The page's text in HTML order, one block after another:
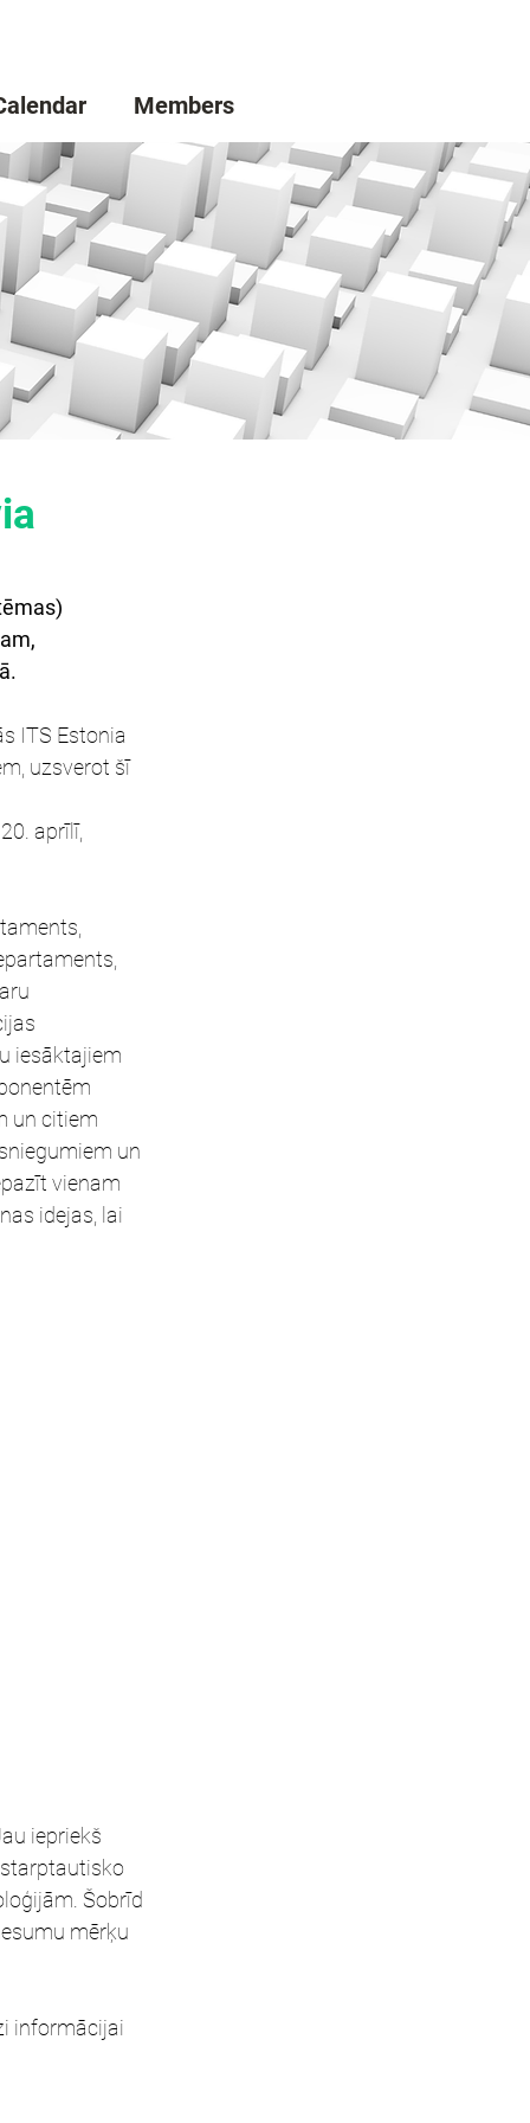
Members
ITS Estonia
uzsverot šī
aprīlī,
iesāktajiem
un citiem
un
vienam
idejas, lai
iepriekš
Šobrīd
mērķu
informācijai